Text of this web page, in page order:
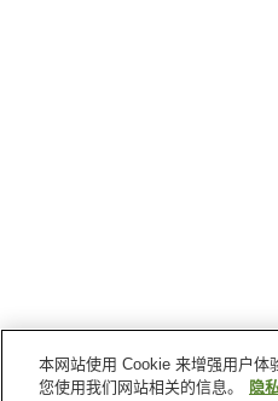
首页 日本 高
本网站使用 Cookie 来增强用户体
您使用我们网站相关的信息。
隐